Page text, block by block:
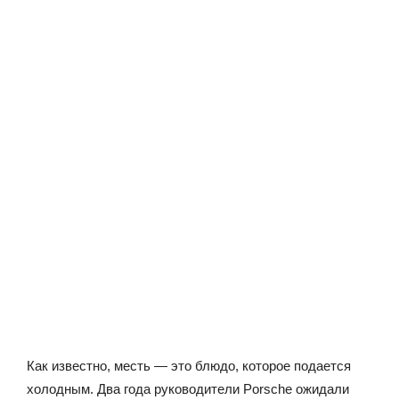
Как известно, месть — это блюдо, которое подается
холодным. Два года руководители Porsche ожидали